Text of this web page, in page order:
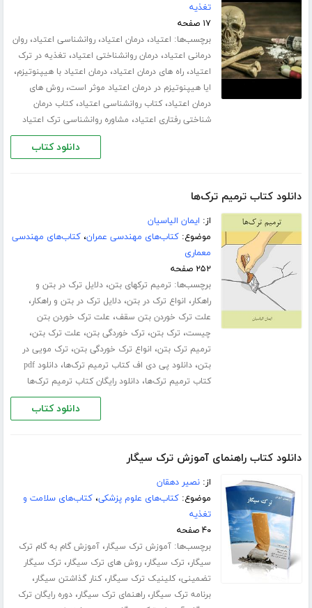
تغذیه
۱۷ صفحه
برچسب‌ها: اعتیاد،درمان اعتیاد،روانشناسی اعتیاد،روان
درمانی اعتیاد،درمان روانشناختی اعتیاد، تغذیه در ترک
اعتیاد،راه های درمان اعتیاد،درمان اعتیاد با هیپنوتیزم،
ایا هیپنوتیزم در درمان اعتیاد موثر است،روش های
درمان اعتیاد،کتاب روانشناسی اعتیاد،کتاب درمان
شناختی رفتاری اعتیاد، مشاوره روانشناسی ترک اعتیاد
دانلود کتاب
دانلود کتاب ترمیم ترک‌ها
از: ایمان الیاسیان
موضوع:کتاب‌های مهندسی عمران،کتاب‌های مهندسی
معماری
۲۵۲ صفحه
برچسب‌ها: ترمیم ترکهای بتن،دلایل ترک در بتن و
راهکار، انواع ترک در بتن،دلایل ترک در بتن و راهکار،
علت ترک خوردن بتن سقف، علت ترک خوردن بتن
چیست، ترک بتن، ترک خوردگی بتن، علت ترک بتن،
ترمیم ترک بتن، انواع ترک خوردگی بتن، ترک مویی در
بتن،دانلود پی دی اف کتاب ترمیم ترک‌ها،
دانلود pdf
کتاب ترمیم ترک‌ها،دانلود رایگان کتاب ترمیم ترک‌ها
دانلود کتاب
دانلود کتاب راهنمای آموزش ترک سیگار
از:نصیر دهقان
موضوع:کتاب‌های علوم پزشکی،کتاب‌های سلامت و
تغذیه
۴۰ صفحه
برچسب‌ها:آموزش ترک سیگار،آموزش گام به گام ترک
سیگار، ترک سیگار،روش های ترک سیگار، ترک سیگار
تضمینی،کلینیک ترک سیگار،کنار گذاشتن سیگار،
برنامه ترک سیگار،راهنمای ترک سیگار،دوره رایگان ترک